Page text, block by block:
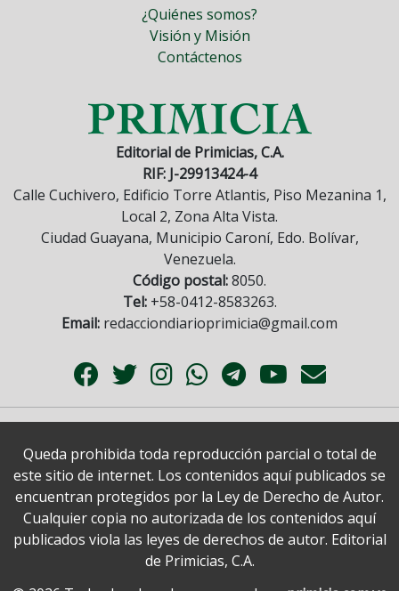
¿Quiénes somos?
Visión y Misión
Contáctenos
Editorial de Primicias, C.A.
RIF: J-29913424-4
Calle Cuchivero, Edificio Torre Atlantis, Piso Mezanina 1,
Local 2, Zona Alta Vista.
Ciudad Guayana, Municipio Caroní, Edo. Bolívar,
Venezuela.
Código postal:8050.
Tel:+58-0412-8583263.
Email: redacciondiarioprimicia@gmail.com
Queda prohibida toda reproducción parcial o total de
este sitio de internet. Los contenidos aquí publicados se
encuentran protegidos por la Ley de Derecho de Autor.
Cualquier copia no autorizada de los contenidos aquí
publicados viola las leyes de derechos de autor. Editorial
de Primicias, C.A.